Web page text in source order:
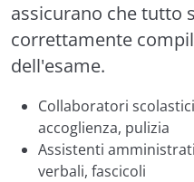
assicurano che tutto
correttamente
dell'esame.
Collaboratori
accoglienza, pulizia
Assistenti
verbali, fascicoli